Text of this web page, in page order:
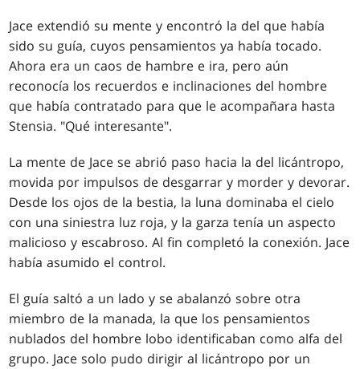
Jace extendió su mente y encontró la del que había
sido su guía, cuyos pensamientos ya había tocado.
Ahora era un caos de hambre e ira, pero aún
reconocía los recuerdos e inclinaciones del hombre
que había contratado para que le acompañara hasta
Stensia. "Qué interesante".
La mente de Jace se abrió paso hacia la del licántropo,
movida por impulsos de desgarrar y morder y devorar.
Desde los ojos de la bestia, la luna dominaba el cielo
con una siniestra luz roja, y la garza tenía un aspecto
malicioso y escabroso. Al fin completó la conexión. Jace
había asumido el control.
El guía saltó a un lado y se abalanzó sobre otra
miembro de la manada, la que los pensamientos
nublados del hombre lobo identificaban como alfa del
grupo. Jace solo pudo dirigir al licántropo por un